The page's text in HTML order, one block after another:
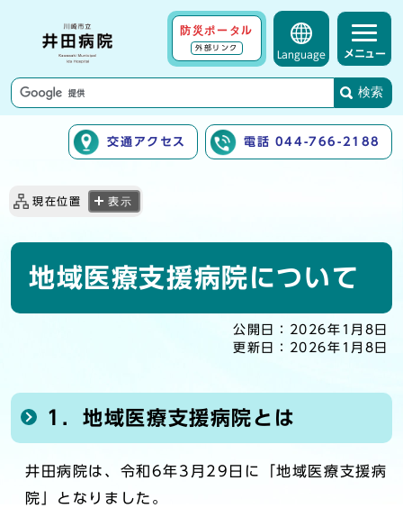
防災ポータル
外部リンク
Language メニュー
検索
交通アクセス 電話 044-766-2188
現在位置 表示
地域医療支援病院について
公開日：
2026年1月8日
更新日：
2026年1月8日
1．地域医療支援病院とは
井田病院は、令和6年3月29日に「地域医療支援病
院」となりました。